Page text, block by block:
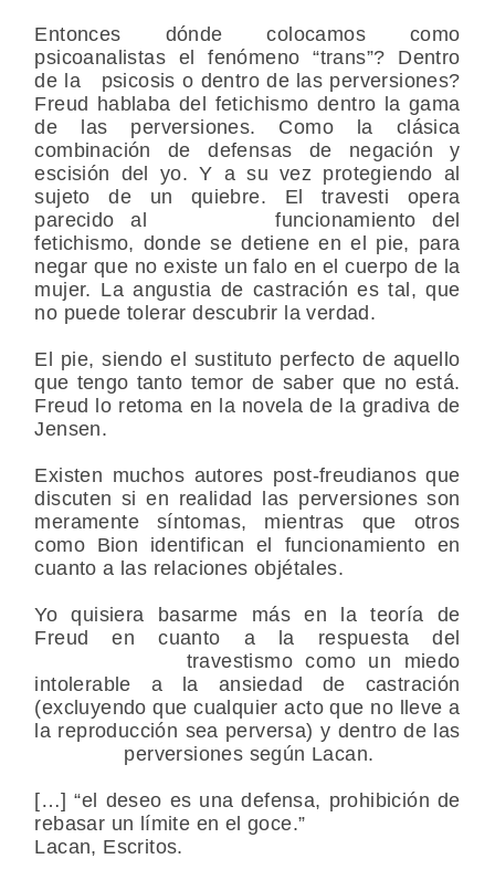
Entonces dónde colocamos como
psicoanalistas el fenómeno “trans”? Dentro
de la psicosis o dentro de las perversiones?
Freud hablaba del fetichismo dentro la gama
de las perversiones. Como la clásica
combinación de defensas de negación y
escisión del yo. Y a su vez protegiendo al
sujeto de un quiebre. El travesti opera
parecido al funcionamiento del
fetichismo, donde se detiene en el pie, para
negar que no existe un falo en el cuerpo de la
mujer. La angustia de castración es tal, que
no puede tolerar descubrir la verdad.
El pie, siendo el sustituto perfecto de aquello
que tengo tanto temor de saber que no está.
Freud lo retoma en la novela de la gradiva de
Jensen.
Existen muchos autores post-freudianos que
discuten si en realidad las perversiones son
meramente síntomas, mientras que otros
como Bion identifican el funcionamiento en
cuanto a las relaciones objétales.
Yo quisiera basarme más en la teoría de
Freud en cuanto a la respuesta del
travestismo como un miedo
intolerable a la ansiedad de castración
(excluyendo que cualquier acto que no lleve a
la reproducción sea perversa) y dentro de las
perversiones según Lacan.
[…] “el deseo es una defensa, prohibición de
rebasar un límite en el goce.”
Lacan, Escritos.